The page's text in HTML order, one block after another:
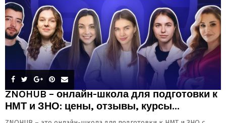
ZNOHUB – онлайн-школа для подготовки к
НМТ и ЗНО: цены, отзывы, курсы...